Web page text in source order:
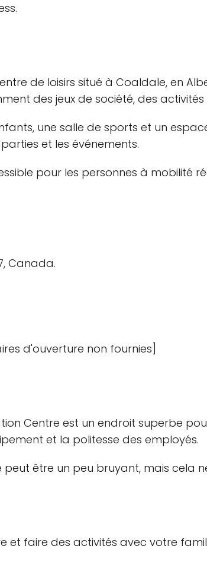
de loisirs situé à Coaldale, en
des jeux de société, des
une salle de sports et un
et les événements.
pour les personnes à mobilité
Canada.
d'ouverture non fournies]
Centre est un endroit superbe
et la politesse des employés.
être un peu bruyant, mais cela
et faire des activités avec votre